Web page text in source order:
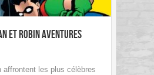
et Robin Aventures
affrontent les plus célèbres